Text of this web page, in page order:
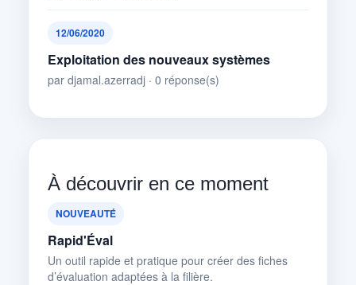
12/06/2020
Exploitation des nouveaux systèmes
par djamal.azerradj · 0 réponse(s)
À découvrir en ce moment
NOUVEAUTÉ
Rapid'Éval
Un outil rapide et pratique pour créer des fiches
d’évaluation adaptées à la filière.